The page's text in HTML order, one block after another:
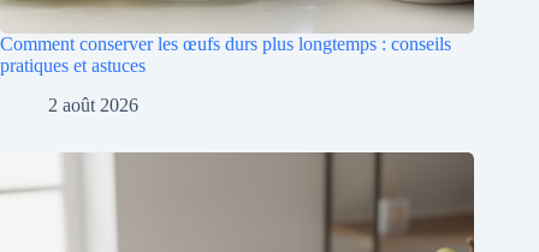
Comment conserver les œufs durs plus longtemps : conseils
pratiques et astuces
2 août 2026